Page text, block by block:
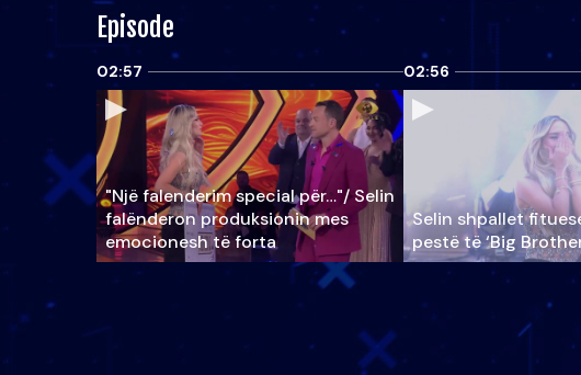
Episode
02:57
"Një falenderim special për…"/ Selin
falënderon produksionin mes
emocionesh të forta
02:56
Selin shpallet
pestë të ‘Big